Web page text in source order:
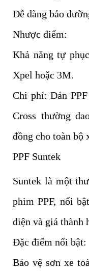
Dễ dàng bảo
Nhược điểm:
Khả năng tự
Xpel hoặc 3M.
Chi phí: Dán
Cross thường
đồng cho toàn bộ
PPF Suntek
Suntek là một
phim PPF, nổi
diện và giá thành
Đặc điểm nổi bật:
Bảo vệ sơn xe